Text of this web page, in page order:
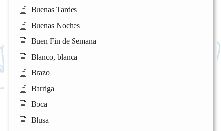
Buenas Tardes
Buenas Noches
Buen Fin de Semana
Blanco, blanca
Brazo
Barriga
Boca
Blusa